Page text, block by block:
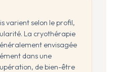
varient selon le profil,
La cryothérapie
envisagée
dans une
de bien-être